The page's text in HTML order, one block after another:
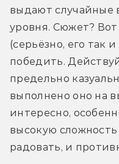
выдают случайные
уровня. Сюжет?
(серьёзно, его так
победить.
предельно
выполнено оно на
интересно,
высокую
радовать, и